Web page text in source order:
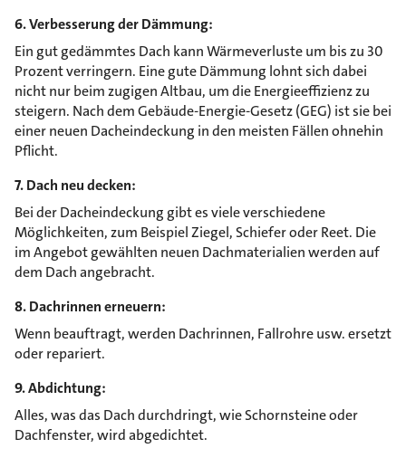
6. Verbesserung der Dämmung:
Ein gut gedämmtes Dach kann Wärmeverluste um bis zu 30
Prozent verringern. Eine gute Dämmung lohnt sich dabei
nicht nur beim zugigen Altbau, um die Energieeffizienz zu
steigern. Nach dem Gebäude-Energie-Gesetz (GEG) ist sie bei
einer neuen Dacheindeckung in den meisten Fällen ohnehin
Pflicht.
7. Dach neu decken:
Bei der Dacheindeckung gibt es viele verschiedene
Möglichkeiten, zum Beispiel Ziegel, Schiefer oder Reet. Die
im Angebot gewählten neuen Dachmaterialien werden auf
dem Dach angebracht.
8. Dachrinnen erneuern:
Wenn beauftragt, werden Dachrinnen, Fallrohre usw. ersetzt
oder repariert.
9. Abdichtung:
Alles, was das Dach durchdringt, wie Schornsteine oder
Dachfenster, wird abgedichtet.